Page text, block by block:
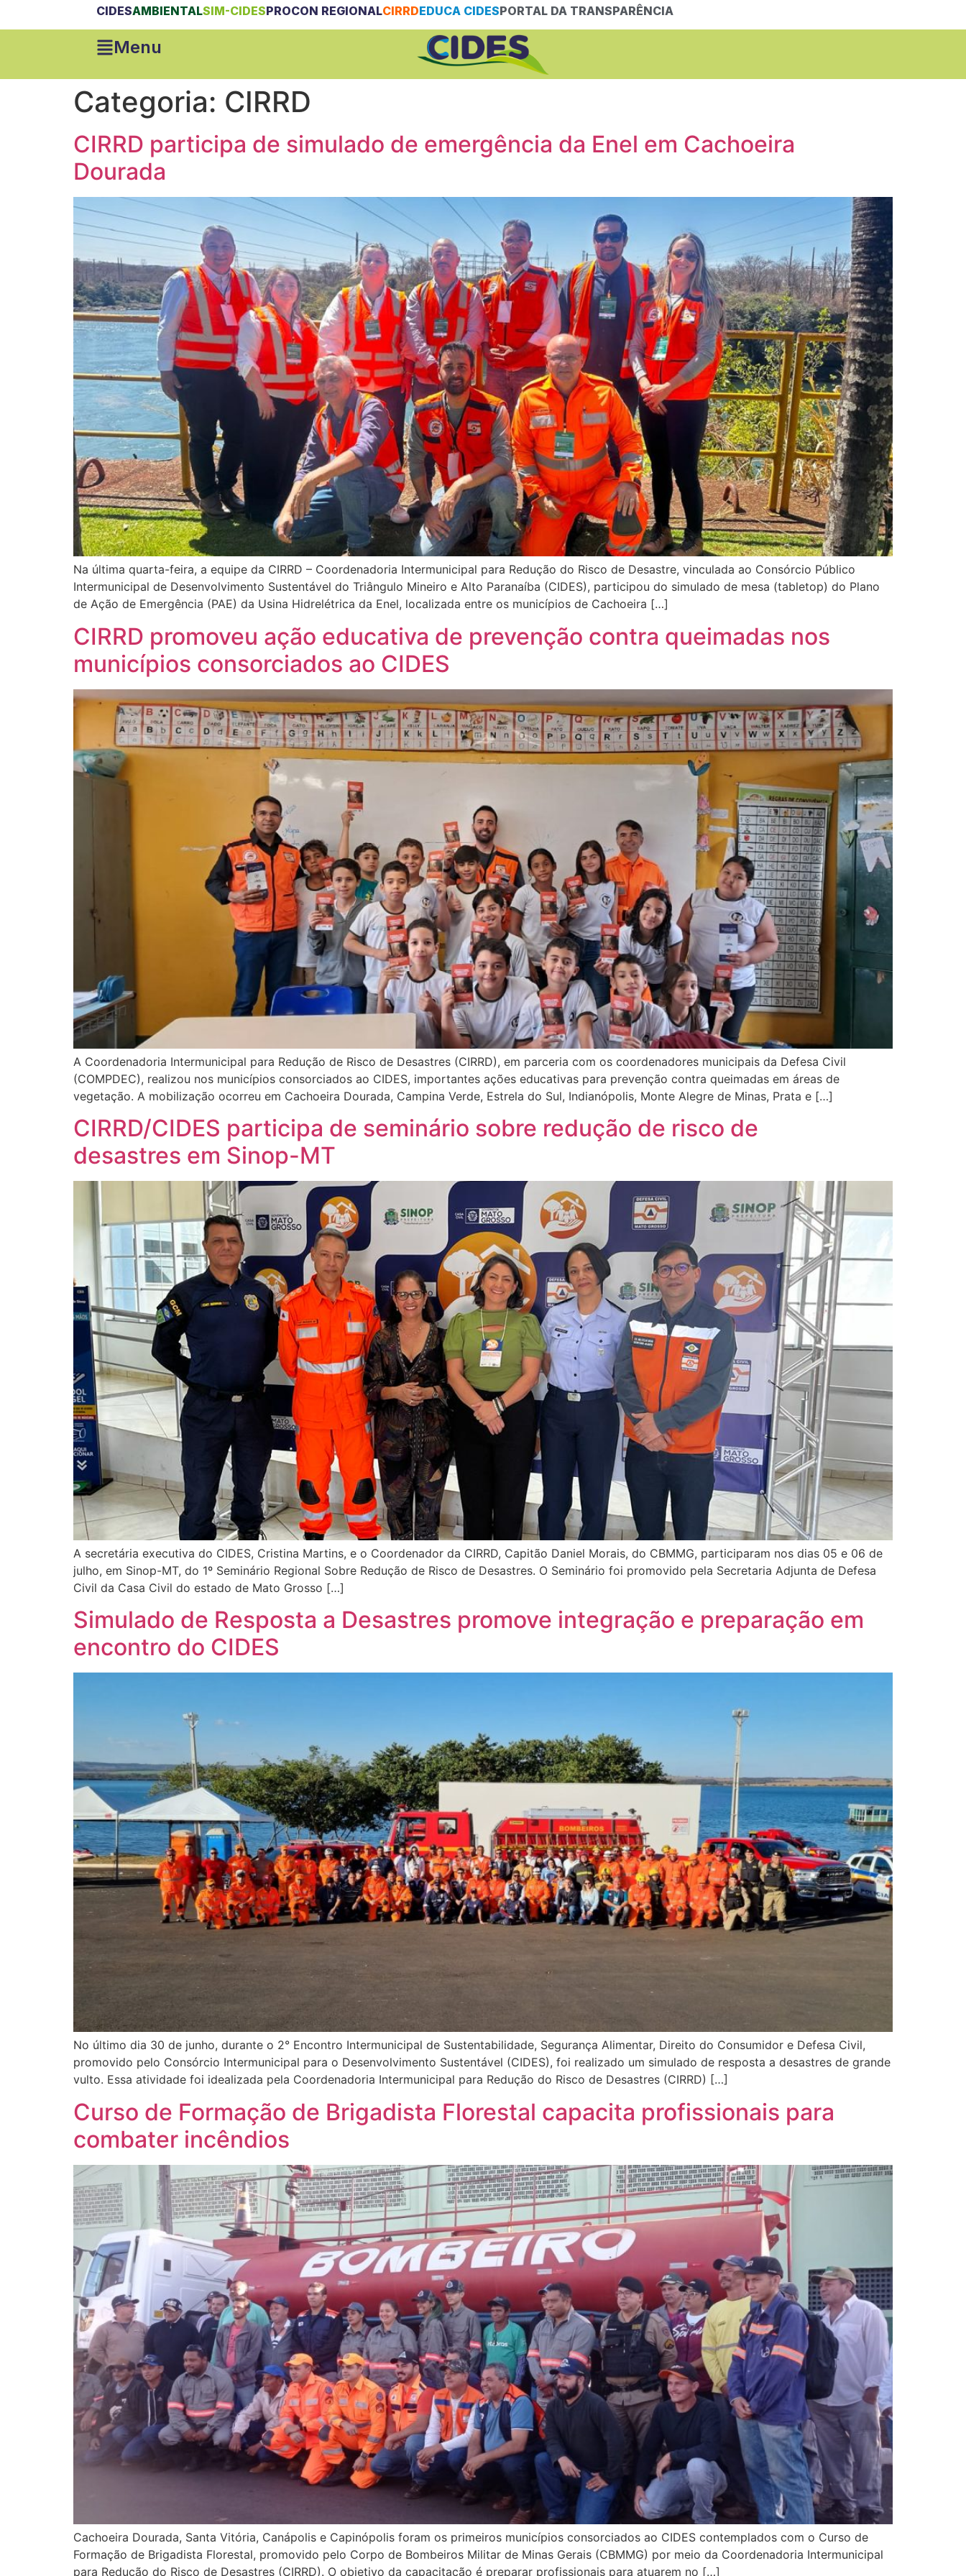
CIDESAMBIENTALSIM-CIDESPROCON REGIONALCIRRDEDUCA CIDESPORTAL DA TRANSPARÊNCIA
Menu
Categoria: CIRRD
CIRRD participa de simulado de emergência da Enel em Cachoeira
Dourada
Na última quarta-feira, a equipe da CIRRD – Coordenadoria Intermunicipal para Redução do Risco de Desastre, vinculada ao Consórcio Público
Intermunicipal de Desenvolvimento Sustentável do Triângulo Mineiro e Alto Paranaíba (CIDES), participou do simulado de mesa (tabletop) do Plano
de Ação de Emergência (PAE) da Usina Hidrelétrica da Enel, localizada entre os municípios de Cachoeira […]
CIRRD promoveu ação educativa de prevenção contra queimadas nos
municípios consorciados ao CIDES
A Coordenadoria Intermunicipal para Redução de Risco de Desastres (CIRRD), em parceria com os coordenadores municipais da Defesa Civil
(COMPDEC), realizou nos municípios consorciados ao CIDES, importantes ações educativas para prevenção contra queimadas em áreas de
vegetação. A mobilização ocorreu em Cachoeira Dourada, Campina Verde, Estrela do Sul, Indianópolis, Monte Alegre de Minas, Prata e […]
CIRRD/CIDES participa de seminário sobre redução de risco de
desastres em Sinop-MT
A secretária executiva do CIDES, Cristina Martins, e o Coordenador da CIRRD, Capitão Daniel Morais, do CBMMG, participaram nos dias 05 e 06 de
julho, em Sinop-MT, do 1º Seminário Regional Sobre Redução de Risco de Desastres. O Seminário foi promovido pela Secretaria Adjunta de Defesa
Civil da Casa Civil do estado de Mato Grosso […]
Simulado de Resposta a Desastres promove integração e preparação em
encontro do CIDES
No último dia 30 de junho, durante o 2° Encontro Intermunicipal de Sustentabilidade, Segurança Alimentar, Direito do Consumidor e Defesa Civil,
promovido pelo Consórcio Intermunicipal para o Desenvolvimento Sustentável (CIDES), foi realizado um simulado de resposta a desastres de grande
vulto. Essa atividade foi idealizada pela Coordenadoria Intermunicipal para Redução do Risco de Desastres (CIRRD) […]
Curso de Formação de Brigadista Florestal capacita profissionais para
combater incêndios
Cachoeira Dourada, Santa Vitória, Canápolis e Capinópolis foram os primeiros municípios consorciados ao CIDES contemplados com o Curso de
Formação de Brigadista Florestal, promovido pelo Corpo de Bombeiros Militar de Minas Gerais (CBMMG) por meio da Coordenadoria Intermunicipal
para Redução do Risco de Desastres (CIRRD). O objetivo da capacitação é preparar profissionais para atuarem no […]